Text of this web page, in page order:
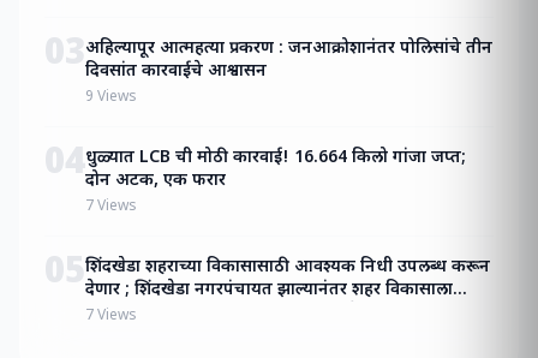
03अहिल्यापूर आत्महत्या प्रकरण : जनआक्रोशानंतर पोलिसांचे तीन
दिवसांत कारवाईचे आश्वासन
9 Views
04धुळ्यात LCB ची मोठी कारवाई! 16.664 किलो गांजा जप्त;
दोन अटक, एक फरार
7Views
05शिंदखेडा शहराच्या विकासासाठी आवश्यक निधी उपलब्ध करून
देणार ; शिंदखेडा नगरपंचायत झाल्यानंतर शहर विकासाला
मिळाली गती नगरपंचायतीच्या बोधचिन्हाचे अनावरण
7Views